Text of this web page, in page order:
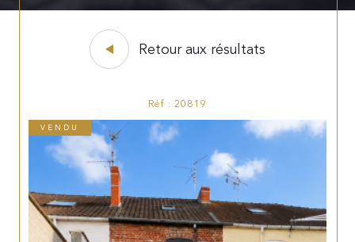
Retour aux résultats
Réf : 20819
VENDU